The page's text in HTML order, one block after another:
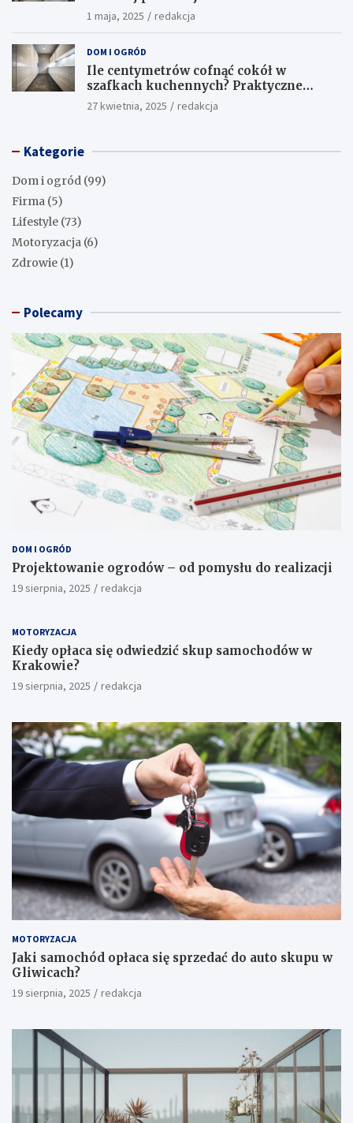
1 maja, 2025 redakcja
DOM I OGRÓD
Ile centymetrów cofnąć cokół w
szafkach kuchennych? Praktyczne
porady
27 kwietnia, 2025 redakcja
Kategorie
Dom i ogród (99)
Firma (5)
Lifestyle (73)
Motoryzacja (6)
Zdrowie (1)
Polecamy
DOM I OGRÓD
Projektowanie ogrodów – od pomysłu do realizacji
19 sierpnia, 2025 redakcja
MOTORYZACJA
Kiedy opłaca się odwiedzić skup samochodów w
Krakowie?
19 sierpnia, 2025 redakcja
MOTORYZACJA
Jaki samochód opłaca się sprzedać do auto skupu w
Gliwicach?
19 sierpnia, 2025 redakcja